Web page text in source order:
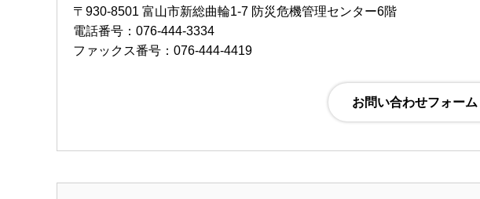
〒930-8501 富山市新総曲輪1-7 防災危機管理センター6階
電話番号：076-444-3334
ファックス番号：076-444-4419